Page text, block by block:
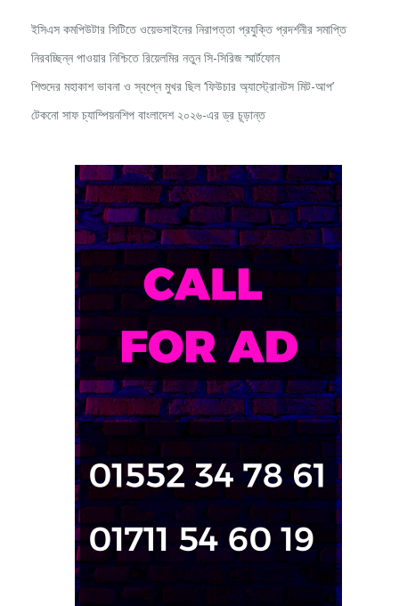
ইসিএস কমপিউটার সিটিতে ওয়েভসাইনের নিরাপত্তা প্রযুক্তি প্রদর্শনীর সমাপ্তি
নিরবচ্ছিন্ন পাওয়ার নিশ্চিতে রিয়েলমির নতুন সি-সিরিজ স্মার্টফোন
শিশুদের মহাকাশ ভাবনা ও স্বপ্নে মুখর ছিল ‘ফিউচার অ্যাস্ট্রোনটস মিট-আপ’
টেকনো সাফ চ্যাম্পিয়নশিপ বাংলাদেশ ২০২৬-এর ড্র চূড়ান্ত